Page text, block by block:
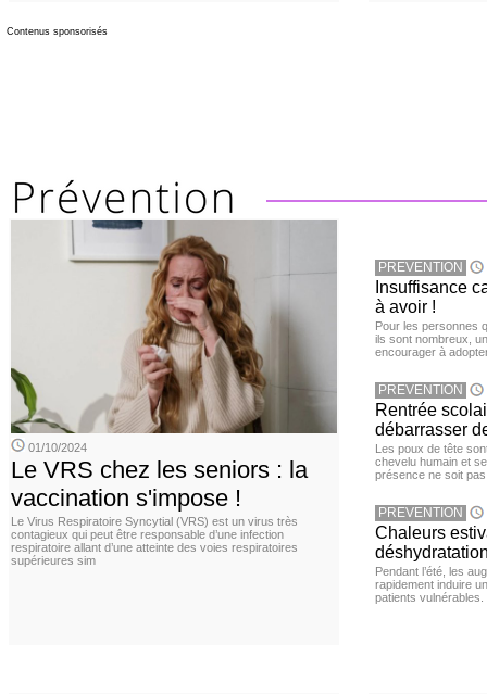
Contenus sponsorisés
01/10/2024
Le VRS chez les seniors : la
vaccination s'impose !
Le Virus Respiratoire Syncytial (VRS) est un virus très
contagieux qui peut être responsable d’une infection
respiratoire allant d’une atteinte des voies respiratoires
supérieures sim
PREVENTION
Insuffisance
à avoir !
Pour les personnes
ils sont nombreux,
encourager à
PREVENTION
Rentrée
débarrasser
Les poux de tête
chevelu humain et
présence ne soit
PREVENTION
Chaleurs
Pendant l’été, les
rapidement induire
patients